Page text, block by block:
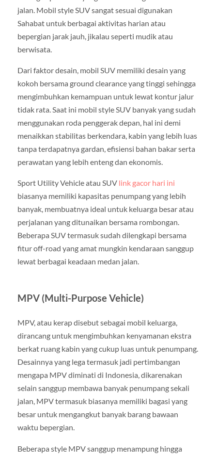
jalan. Mobil style SUV sangat sesuai digunakan
Sahabat untuk berbagai aktivitas harian atau
bepergian jarak jauh, jikalau seperti mudik atau
berwisata.
Dari faktor desain, mobil SUV memiliki desain yang
kokoh bersama ground clearance yang tinggi sehingga
mengimbuhkan kemampuan untuk lewat kontur jalur
tidak rata. Saat ini mobil style SUV banyak yang sudah
menggunakan roda penggerak depan, hal ini demi
menaikkan stabilitas berkendara, kabin yang lebih luas
tanpa terdapatnya gardan, efisiensi bahan bakar serta
perawatan yang lebih enteng dan ekonomis.
Sport Utility Vehicle atau SUV link gacor hari ini
biasanya memiliki kapasitas penumpang yang lebih
banyak, membuatnya ideal untuk keluarga besar atau
perjalanan yang ditunaikan bersama rombongan.
Beberapa SUV termasuk sudah dilengkapi bersama
fitur off-road yang amat mungkin kendaraan sanggup
lewat berbagai keadaan medan jalan.
MPV (Multi-Purpose Vehicle)
MPV, atau kerap disebut sebagai mobil keluarga,
dirancang untuk mengimbuhkan kenyamanan ekstra
berkat ruang kabin yang cukup luas untuk penumpang.
Desainnya yang lega termasuk jadi pertimbangan
mengapa MPV diminati di Indonesia, dikarenakan
selain sanggup membawa banyak penumpang sekali
jalan, MPV termasuk biasanya memiliki bagasi yang
besar untuk mengangkut banyak barang bawaan
waktu bepergian.
Beberapa style MPV sanggup menampung hingga